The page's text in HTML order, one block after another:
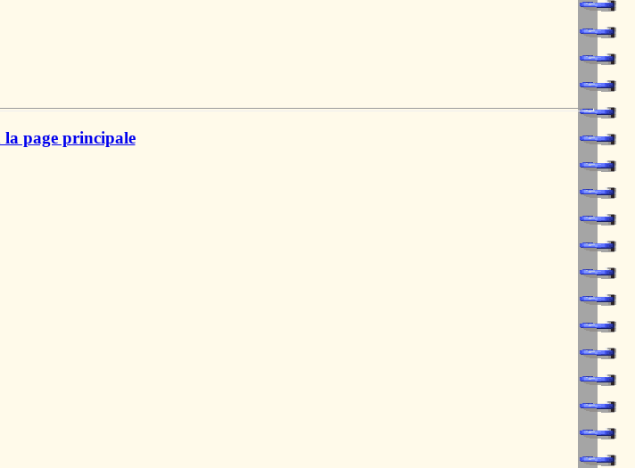
la page principale